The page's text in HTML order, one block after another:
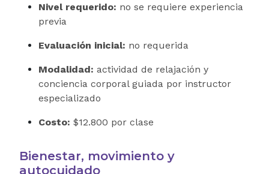
Nivel requerido: no se requiere experiencia
previa
Evaluación inicial: no requerida
Modalidad: actividad de relajación y
conciencia corporal guiada por instructor
especializado
Costo: $12.800 por clase
Bienestar, movimiento y
autocuidado